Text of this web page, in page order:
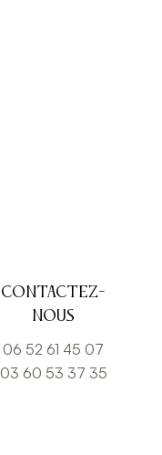
Contactez-
nous
06 52 61 45 07
03 60 53 37 35